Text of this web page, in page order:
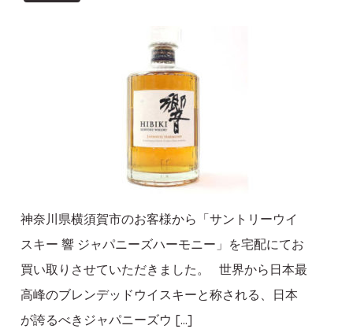
神奈川県横須賀市のお客様から「サントリーウイ
スキー 響 ジャパニーズハーモニー」を宅配にてお
買い取りさせていただきました。 世界から日本最
高峰のブレンデッドウイスキーと称される、日本
が誇るべきジャパニーズウ […]